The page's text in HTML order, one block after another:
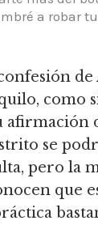
a robar
como
afirmación
se
pero la
que